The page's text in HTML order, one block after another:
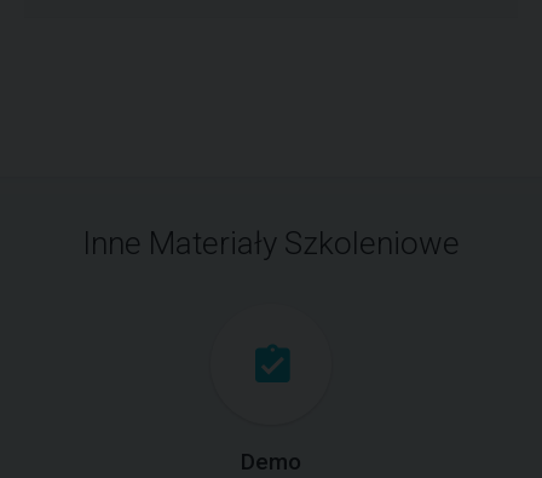
Inne Materiały Szkoleniowe
Demo